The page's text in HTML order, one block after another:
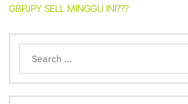
GBPJPY SELL MINGGU INI???
for: